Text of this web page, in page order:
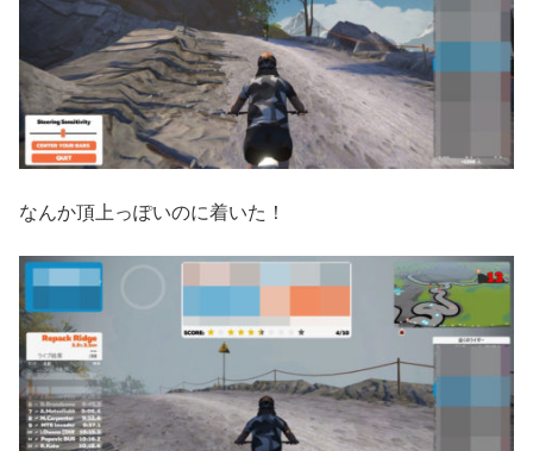
なんか頂上っぽいのに着いた！